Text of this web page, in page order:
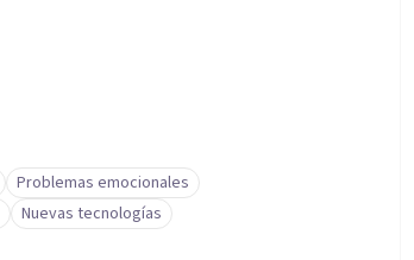
Problemas emocionales
Nuevas tecnologías